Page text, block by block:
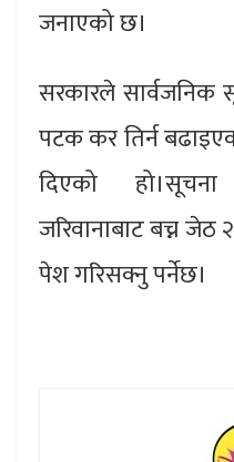
जनाएको छ।
सरकारले सार्वजनिक
पटक कर तिर्न
दिएको
जरिवानाबाट बच्न
पेश गरिसक्नु पर्नेछ।